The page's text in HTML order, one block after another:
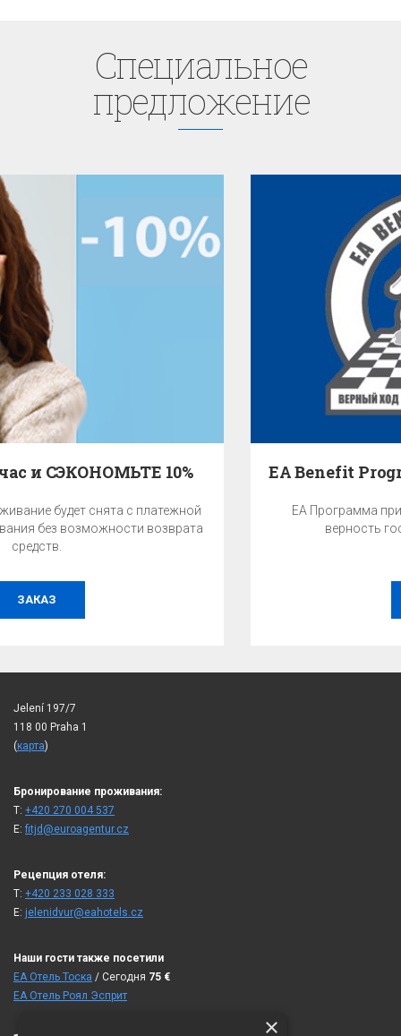
Cпециaльное
предложение
EA Benefit Program - Программа привилегий
EA Программа привилегий – это награда за Вашу
верность гостиничной сети EA Hotels.
Jelení 197/7
118 00 Praha 1
(карта)
Бронирование проживания:
T: +420 270 004 537
E:fitjd@euroagentur.cz
Рецепция отеля:
T: +420 233 028 333
E: jelenidvur@eahotels.cz
Наши гости также посетили
ЕА Отель Тоска / Сегодня 75 €
ЕА Отель Роял Эсприт
×